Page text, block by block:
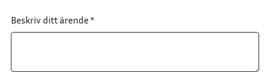
Beskriv ditt ärende*